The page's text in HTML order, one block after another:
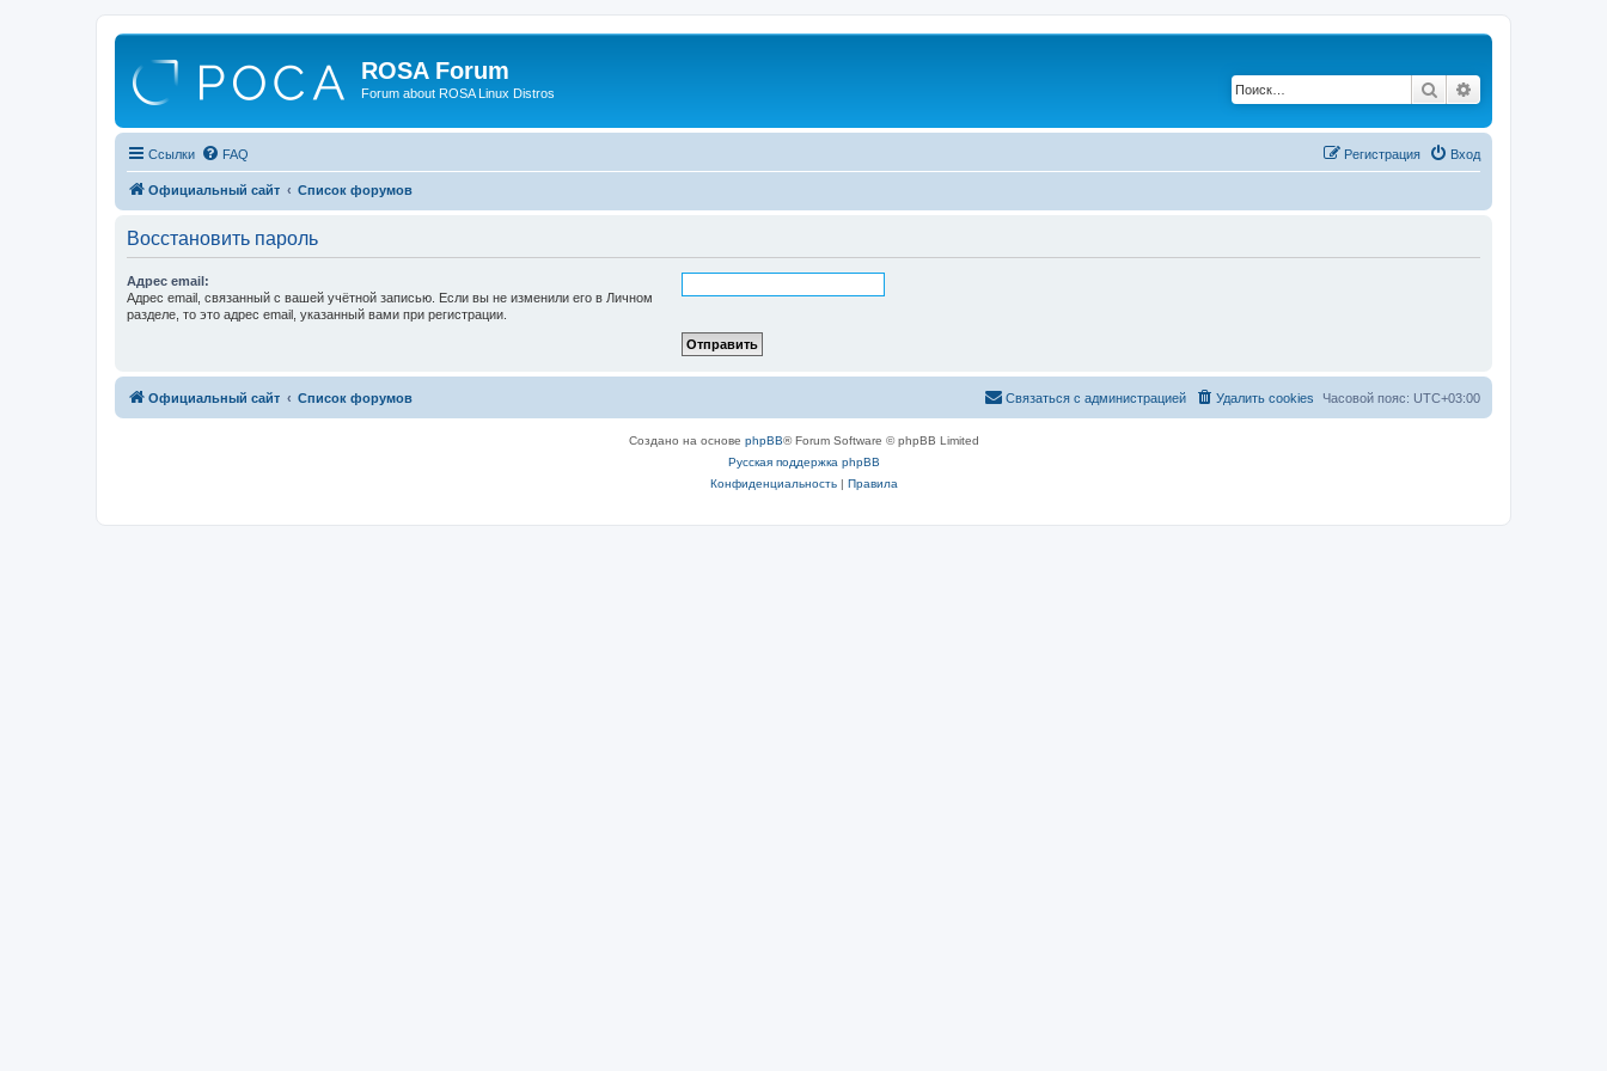
ROSA Forum
Forum about ROSA Linux Distros Поиск
Ссылки FAQ Вход
Регистрация
Официальный сайт Список форумов
Восстановить пароль
Адрес email:
Адрес email, связанный с вашей учётной записью. Если вы не изменили его в Личном
разделе, то это адрес email, указанный вами при регистрации.
Официальный сайт Список форумов Часовой пояс: UTC+03:00
Удалить cookies
Связаться с администрацией
Создано на основе phpBB® Forum Software © phpBB Limited
Русская поддержка phpBB
Конфиденциальность| Правила